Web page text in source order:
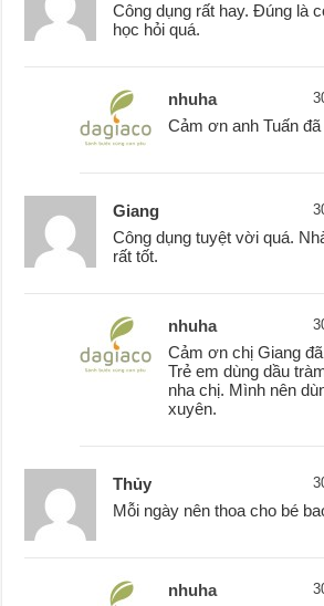
Công dụng rất hay. Đúng là
học hỏi quá.
nhuha
Cảm ơn anh Tuấn
Giang
Công dụng tuyệt vời quá.
rất tốt.
nhuha
Cảm ơn chị Giang
Trẻ em dùng dầu
nha chị. Mình nên
xuyên.
Thủy
Mỗi ngày nên thoa cho bé
nhuha